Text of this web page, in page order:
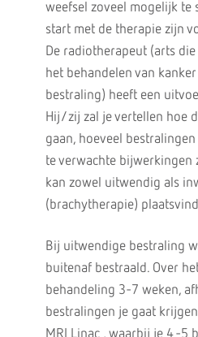
weefsel zoveel mogelijk te
start met de therapie zijn
De radiotherapeut (arts
het behandelen van
bestraling) heeft een
Hij/zij zal je vertellen hoe
gaan, hoeveel
te verwachte bijwerkingen
kan zowel uitwendig als
(brachytherapie)
Bij uitwendige bestraling
buitenaf bestraald. Over
behandeling 3-7 weken,
bestralingen je gaat
MRI Linac , waarbij je 4 -5